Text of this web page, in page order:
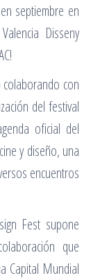
septiembre en
Disseny
colaborando con
del festival
oficial del
y diseño, una
encuentros
Fest supone
que
Capital Mundial